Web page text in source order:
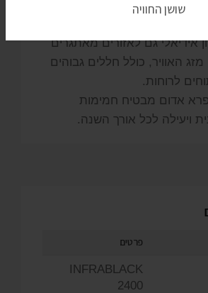
במשרדים ובחללים פנימיים.
אידיאלי גם לאזורים מאתגרים
האוויר, כולל חללים גבוהים
לרוחות.
אדום מבטיח חמימות
ויעילה לכל אורך השנה.
פרטים
INFRABLACK
2400